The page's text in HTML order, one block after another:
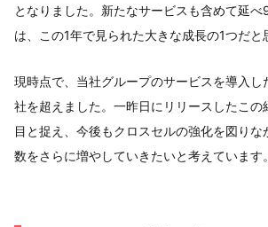
となりました。新たなサービスも含めて延べ
は、この1年で見られた大きな成長の1つだと
現時点で、当社グループのサービスを導入し
社を超えました。一昨日にリリースしたこの
目と捉え、今後もクロスセルの強化を図りな
数をさらに増やしていきたいと考えています。